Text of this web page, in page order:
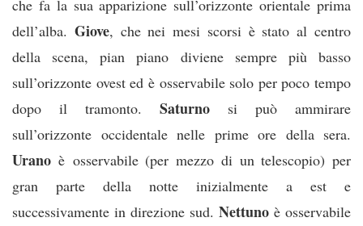
che fa la sua apparizione sull’orizzonte orientale prima
dell’alba. Giove, che nei mesi scorsi è stato al centro
della scena, pian piano diviene sempre più basso
sull’orizzonte ovest ed è osservabile solo per poco tempo
dopo il tramonto. Saturno si può ammirare
sull’orizzonte occidentale nelle prime ore della sera.
Urano è osservabile (per mezzo di un telescopio) per
gran parte della notte inizialmente a est e
successivamente in direzione sud. Nettuno è osservabile